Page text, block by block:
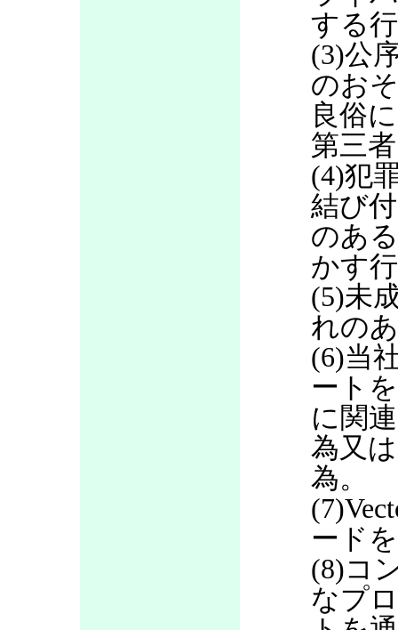
する
(3)公
のお
良俗
第三
(4)犯
結び
のあ
かす
(5)未
れの
(6)当
ート
に関
為又
為。
ード
(8)コ
なプ